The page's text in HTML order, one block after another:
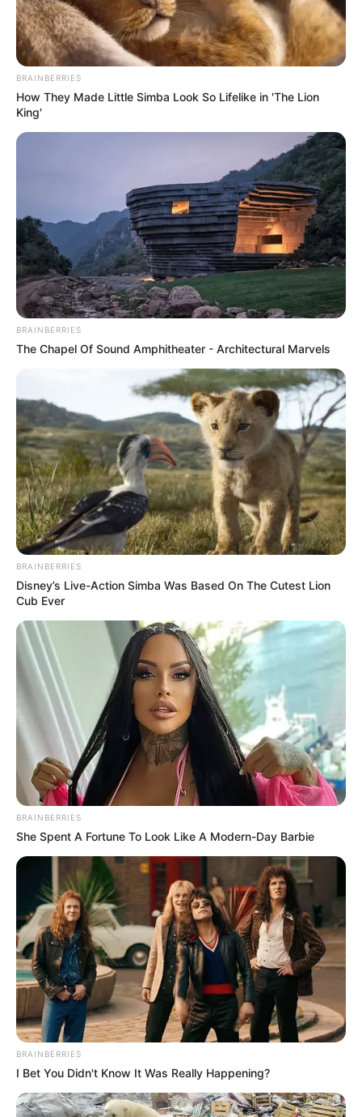
BRAINBERRIES
How They Made Little Simba Look So Lifelike in 'The Lion
King'
BRAINBERRIES
The Chapel Of Sound Amphitheater - Architectural Marvels
BRAINBERRIES
Disney’s Live-Action Simba Was Based On The Cutest Lion
Cub Ever
BRAINBERRIES
She Spent A Fortune To Look Like A Modern-Day Barbie
BRAINBERRIES
I Bet You Didn't Know It Was Really Happening?